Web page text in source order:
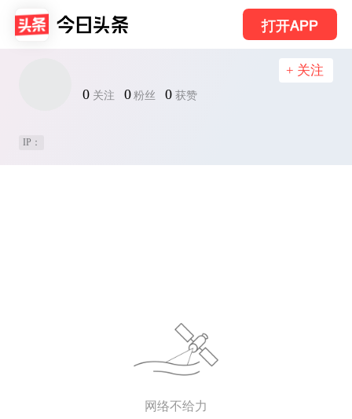
打开APP
0 关注 0 粉丝 0 获赞
+ 关注
IP：
网络不给力